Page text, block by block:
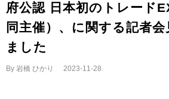
府公認 日本初のトレード
同主催）、に関する記者
ました
By 岩橋 ひかり 2023-11-28